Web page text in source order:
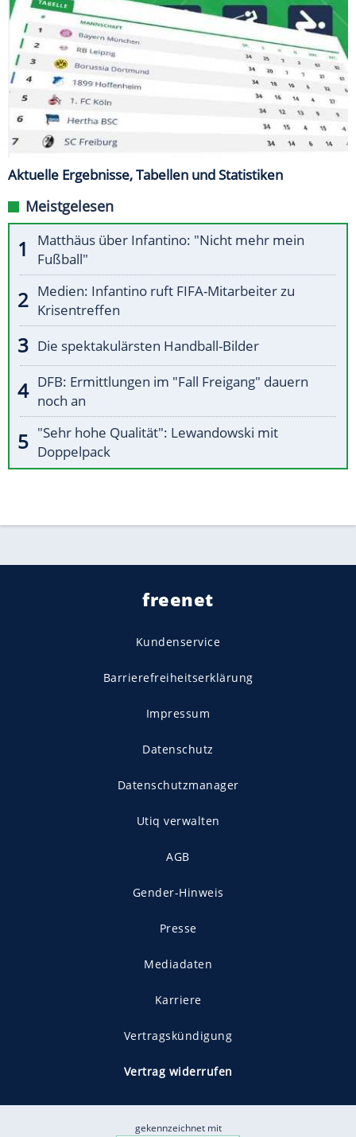
Aktuelle Ergebnisse, Tabellen und Statistiken
Meistgelesen
Matthäus über Infantino: "Nicht mehr mein
Fußball"
Medien: Infantino ruft FIFA-Mitarbeiter zu
Krisentreffen
Die spektakulärsten Handball-Bilder
DFB: Ermittlungen im "Fall Freigang" dauern
noch an
"Sehr hohe Qualität": Lewandowski mit
Doppelpack
freenet
Kundenservice
Barrierefreiheitserklärung
Impressum
Datenschutz
Datenschutzmanager
Utiq verwalten
AGB
Gender-Hinweis
Presse
Mediadaten
Karriere
Vertragskündigung
Vertrag widerrufen
gekennzeichnet mit